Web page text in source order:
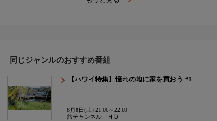
同じジャンルのおすすめ番組
【ハワイ特集】憧れの地に家を買おう #1
8月8日(土) 21:00～22:00
旅チャンネル ＨＤ